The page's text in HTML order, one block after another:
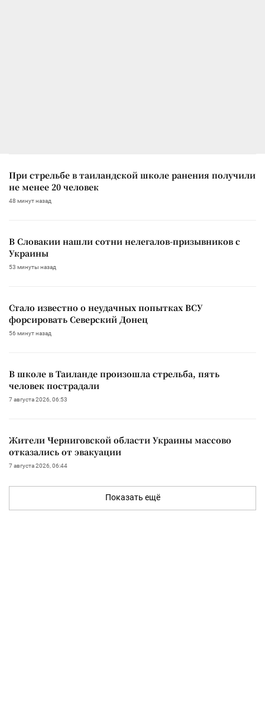
При стрельбе в таиландской школе ранения получили
не менее 20 человек
48 минут назад
В Словакии нашли сотни нелегалов-призывников с
Украины
53 минуты назад
Стало известно о неудачных попытках ВСУ
форсировать Северский Донец
56 минут назад
В школе в Таиланде произошла стрельба, пять
человек пострадали
7 августа 2026, 06:53
Жители Черниговской области Украины массово
отказались от эвакуации
7 августа 2026, 06:44
Показать ещё